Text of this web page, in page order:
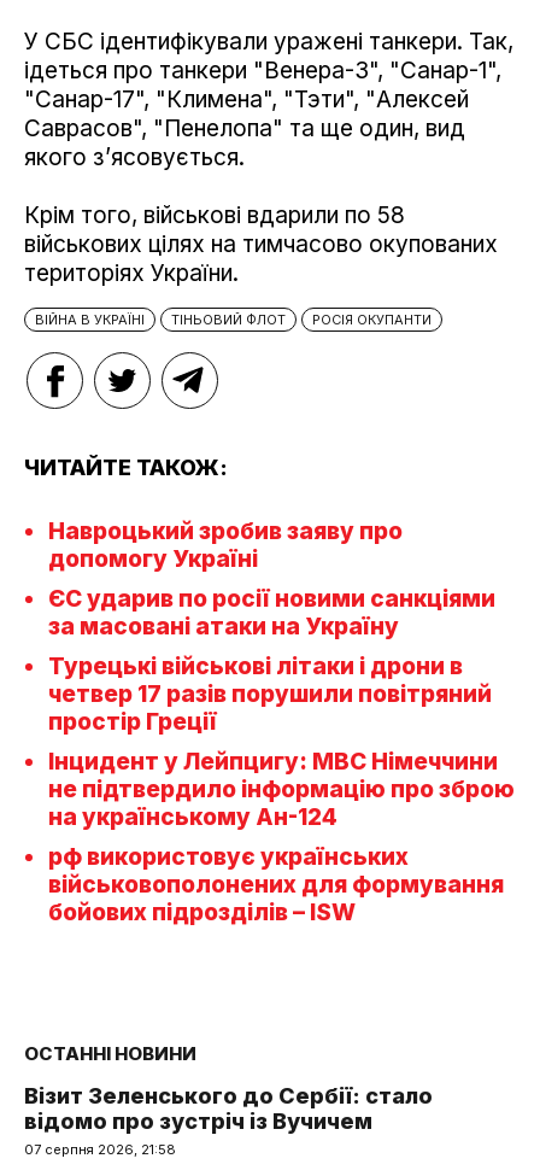
У СБС ідентифікували уражені танкери. Так,
ідеться про танкери "Венера-3", "Санар-1",
"Санар-17", "Климена", "Тэти", "Алексей
Саврасов", "Пенелопа" та ще один, вид
якого з’ясовується.
Крім того, військові вдарили по 58
військових цілях на тимчасово окупованих
територіях України.
ВІЙНА В УКРАЇНІ ТІНЬОВИЙ ФЛОТ РОСІЯ ОКУПАНТИ
ЧИТАЙТЕ ТАКОЖ:
Навроцький зробив заяву про
допомогу Україні
ЄС ударив по росії новими санкціями
за масовані атаки на Україну
Турецькі військові літаки і дрони в
четвер 17 разів порушили повітряний
простір Греції
Інцидент у Лейпцигу: МВС Німеччини
не підтвердило інформацію про зброю
на українському Ан-124
рф використовує українських
військовополонених для формування
бойових підрозділів – ISW
ОСТАННІ НОВИНИ
Візит Зеленського до Сербії: стало
відомо про зустріч із Вучичем
07 серпня 2026, 21:58